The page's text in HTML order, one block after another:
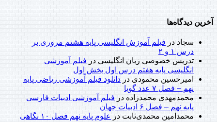
آخرین دیدگاه‌ها
سجاد در فیلم آموزش انگلیسی پایه هشتم مروری بر
درس ۱ و ۲
تدریس خصوصی زبان انگلیسی در فیلم آموزشی
انگلیسی پایه هفتم درس اول بخش اول
امیرحسین محمودی در دانلود فیلم آموزشی ریاضی پایه
نهم – فصل ۷ عدد گویا
محمدمهدی محمدزاده در فیلم آموزشی ادبیات فارسی
پایه نهم – فصل ۶ ادبیات جهان
محمدامین محمدی‌ثابت در
علوم پایه نهم فصل ۱۰ نگاهی